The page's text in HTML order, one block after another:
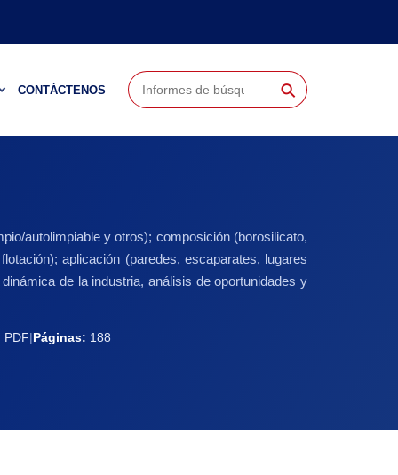
CONTÁCTENOS ⚲
autolimpiable y otros); composición (borosilicato,
aplicación (paredes, escaparates, lugares
de la industria, análisis de oportunidades y
PDF|Páginas: 188